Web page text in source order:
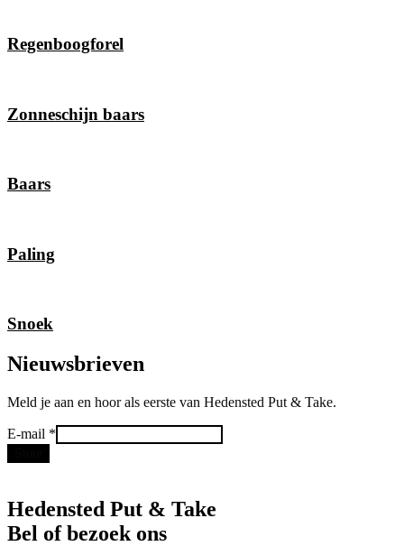
Regenboogforel
Zonneschijn baars
Baars
Paling
Snoek
Nieuwsbrieven
Meld je aan en hoor als eerste van Hedensted Put & Take.
E-
mail
E-mail *
Hedensted Put & Take
Bel of bezoek ons